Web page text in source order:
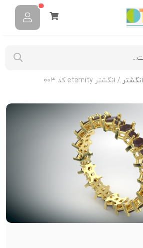
انگشتر / انگشتر eternity کد 003